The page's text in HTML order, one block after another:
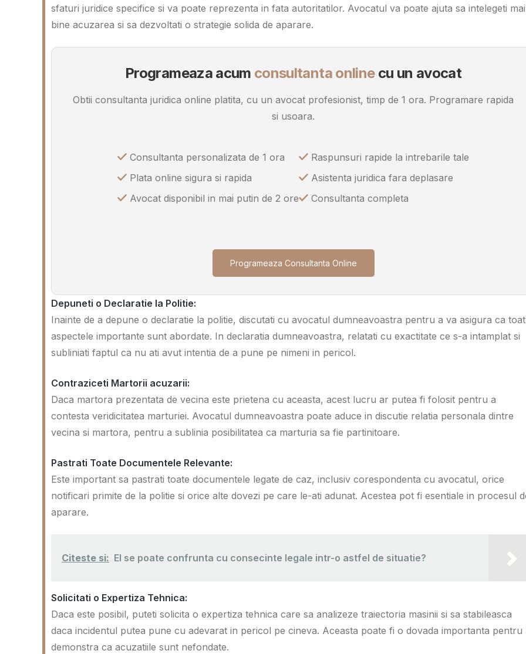
sfaturi juridice specifice si va poate reprezenta in fata autoritatilor. Avocatul va poate ajuta sa intelegeti mai
bine acuzarea si sa dezvoltati o strategie solida de aparare.
Programeaza acum consultanta onlinecu un avocat
Obtii consultanta juridica online platita, cu un avocat profesionist, timp de 1 ora. Programare rapida
si usoara.
Consultanta personalizata de 1 ora
Plata online sigura si rapida
Avocat disponibil in mai putin de 2 ore
Raspunsuri rapide la intrebarile tale
Asistenta juridica fara deplasare
Consultanta completa
Programeaza Consultanta Online
Depuneti o Declaratie la Politie:
Inainte de a depune o declaratie la politie, discutati cu avocatul dumneavoastra pentru a va asigura ca
aspectele importante sunt abordate. In declaratia dumneavoastra, relatati cu exactitate ce s-a intamplat si
subliniati faptul ca nu ati avut intentia de a pune pe nimeni in pericol.
Contraziceti Martorii acuzarii:
Daca martora prezentata de vecina este prietena cu aceasta, acest lucru ar putea fi folosit pentru a
contesta veridicitatea marturiei. Avocatul dumneavoastra poate aduce in discutie relatia personala dintre
vecina si martora, pentru a sublinia posibilitatea ca marturia sa fie partinitoare.
Pastrati Toate Documentele Relevante:
Este important sa pastrati toate documentele legate de caz, inclusiv corespondenta cu avocatul, orice
notificari primite de la politie si orice alte dovezi pe care le-ati adunat. Acestea pot fi esentiale in procesul
aparare.
Citeste si: El se poate confrunta cu consecinte legale intr-o astfel de situatie?
Solicitati o Expertiza Tehnica:
Daca este posibil, puteti solicita o expertiza tehnica care sa analizeze traiectoria masinii si sa stabileasca
daca incidentul putea pune cu adevarat in pericol pe cineva. Aceasta poate fi o dovada importanta pentru
demonstra ca acuzatiile sunt nefondate.